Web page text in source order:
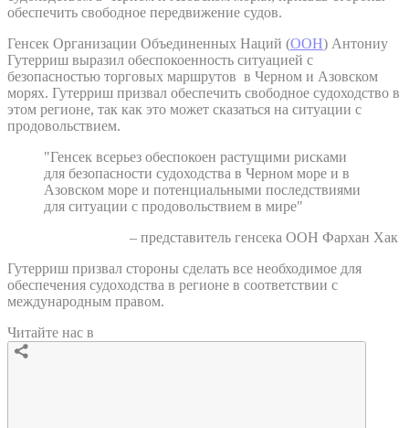
обеспечить свободное передвижение судов.
Генсек Организации Объединенных Наций (ООН) Антониу
Гутерриш выразил обеспокоенность ситуацией с
безопасностью торговых маршрутов в Черном и Азовском
морях. Гутерриш призвал обеспечить свободное судоходство в
этом регионе, так как это может сказаться на ситуации с
продовольствием.
"Генсек всерьез обеспокоен растущими рисками
для безопасности судоходства в Черном море и в
Азовском море и потенциальными последствиями
для ситуации с продовольствием в мире"
– представитель генсека ООН Фархан Хак
Гутерриш призвал стороны сделать все необходимое для
обеспечения судоходства в регионе в соответствии с
международным правом.
Читайте нас в